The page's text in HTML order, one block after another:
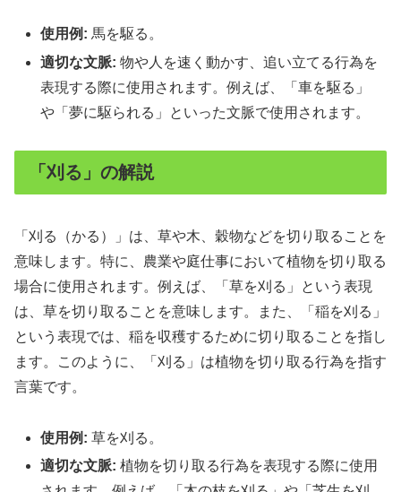
使用例: 馬を駆る。
適切な文脈: 物や人を速く動かす、追い立てる行為を
表現する際に使用されます。例えば、「車を駆る」
や「夢に駆られる」といった文脈で使用されます。
「刈る」の解説
「刈る（かる）」は、草や木、穀物などを切り取ることを
意味します。特に、農業や庭仕事において植物を切り取る
場合に使用されます。例えば、「草を刈る」という表現
は、草を切り取ることを意味します。また、「稲を刈る」
という表現では、稲を収穫するために切り取ることを指し
ます。このように、「刈る」は植物を切り取る行為を指す
言葉です。
使用例: 草を刈る。
適切な文脈: 植物を切り取る行為を表現する際に使用